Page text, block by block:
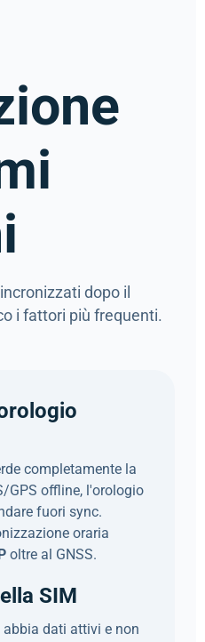
dopo il
i fattori più frequenti.
completamente la
GPS offline, l'orologio
fuori sync.
oraria
oltre al GNSS.
SIM
dati attivi e non